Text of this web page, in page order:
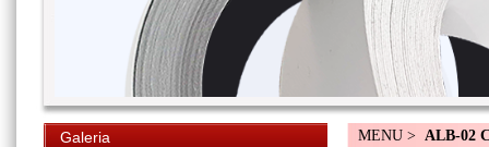
Galeria MENU > ALB-02